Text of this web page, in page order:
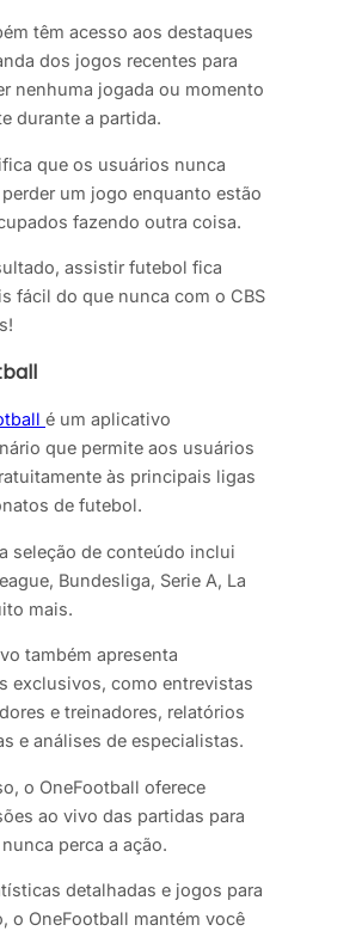
têm acesso aos destaques
dos jogos recentes para
nenhuma jogada ou momento
durante a partida.
que os usuários nunca
um jogo enquanto estão
fazendo outra coisa.
assistir futebol fica
fácil do que nunca com o CBS
é um aplicativo
que permite aos usuários
às principais ligas
de futebol.
seleção de conteúdo inclui
Bundesliga, Serie A, La
mais.
também apresenta
exclusivos, como entrevistas
e treinadores, relatórios
e análises de especialistas.
o OneFootball oferece
ao vivo das partidas para
perca a ação.
detalhadas e jogos para
o OneFootball mantém você